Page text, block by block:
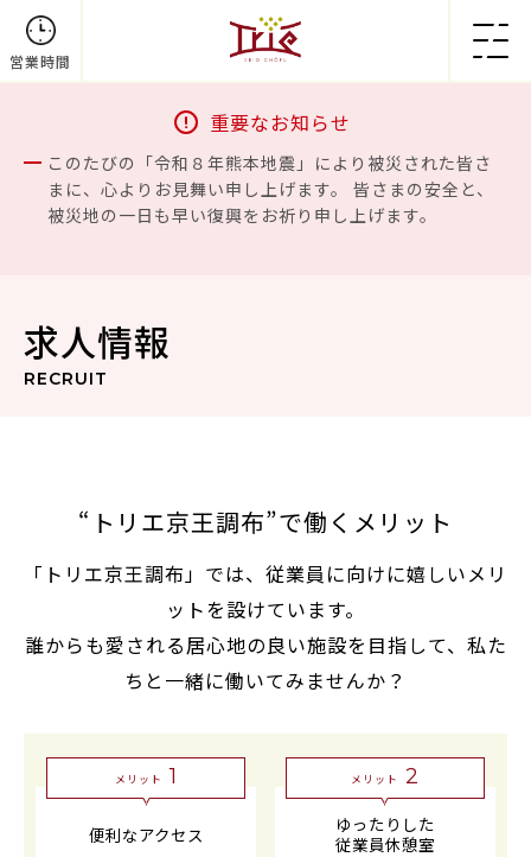
営業時間
重要なお知らせ
このたびの「令和８年熊本地震」により被災された皆さ
まに、心よりお見舞い申し上げます。 皆さまの安全と、
被災地の一日も早い復興をお祈り申し上げます。
求人情報
RECRUIT
“トリエ京王調布”で働くメリット
「トリエ京王調布」では、従業員に向けに嬉しいメリ
ットを設けています。
誰からも愛される居心地の良い施設を目指して、私た
ちと一緒に働いてみませんか？
メリット 1
便利なアクセス
メリット 2
ゆったりした
従業員休憩室